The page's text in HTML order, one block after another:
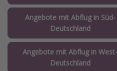
Angebote mit Abflug in Süd-
Deutschland
Angebote mit Abflug in West-
Deutschland